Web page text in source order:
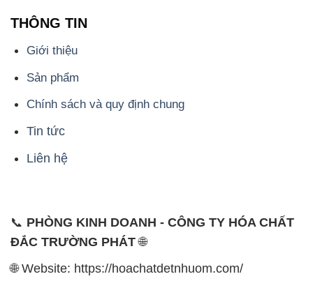
Chính sách và quy định chung
Tin tức
Liên hệ
📞
PHÒNG KINH DOANH - CÔNG TY HÓA CHẤT
ĐẮC TRƯỜNG PHÁT
- 028.3756.1835 - 028.3756.1840 - 028.3756.1841-